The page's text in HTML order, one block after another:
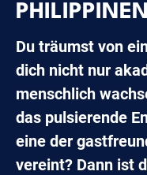
PHILIPPINEN
Du träumst von
dich nicht nur
menschlich
das pulsierende
eine der
vereint? Dann ist